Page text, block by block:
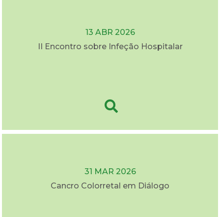
13 ABR 2026
II Encontro sobre Infeção Hospitalar
31 MAR 2026
Cancro Colorretal em Diálogo